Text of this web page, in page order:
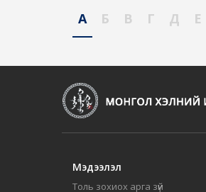
А Б В Г Д Е
Мэдээлэл
Толь зохиох арга зүй